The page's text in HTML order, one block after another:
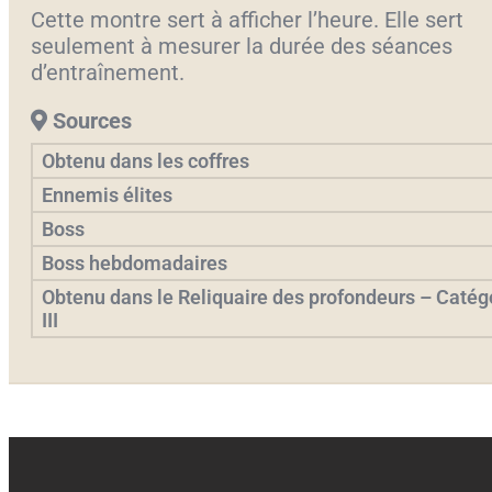
Cette montre sert à afficher l’heure. Elle sert
seulement à mesurer la durée des séances
d’entraînement.
Sources
Obtenu dans les coffres
Ennemis élites
Boss
Boss hebdomadaires
Obtenu dans le Reliquaire des profondeurs –
III